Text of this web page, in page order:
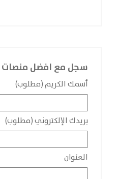
سجل مع افضل منصات
أسمك الكريم (مطلوب)
بريدك الإلكتروني (مطلوب)
العنوان